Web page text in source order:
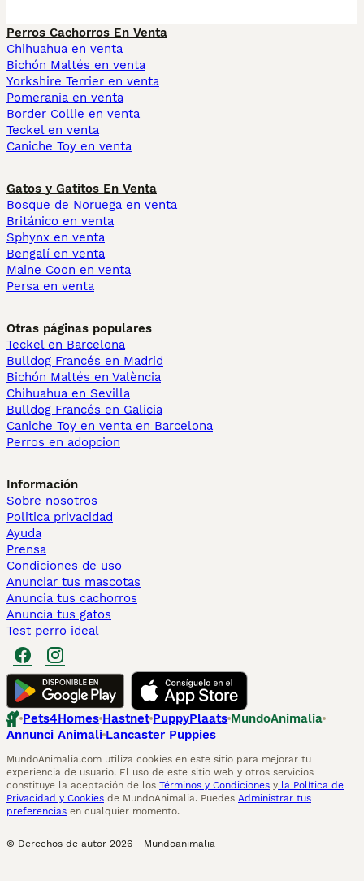
Perros Cachorros En Venta
Chihuahua en venta
Bichón Maltés en venta
Yorkshire Terrier en venta
Pomerania en venta
Border Collie en venta
Teckel en venta
Caniche Toy en venta
Gatos y Gatitos En Venta
Bosque de Noruega en venta
Británico en venta
Sphynx en venta
Bengalí en venta
Maine Coon en venta
Persa en venta
Otras páginas populares
Teckel en Barcelona
Bulldog Francés en Madrid
Bichón Maltés en València
Chihuahua en Sevilla
Bulldog Francés en Galicia
Caniche Toy en venta en Barcelona
Perros en adopcion
Información
Sobre nosotros
Politica privacidad
Ayuda
Prensa
Condiciones de uso
Anunciar tus mascotas
Anuncia tus cachorros
Anuncia tus gatos
Test perro ideal
Pets4Homes Hastnet PuppyPlaats MundoAnimalia
Annunci Animali Lancaster Puppies
MundoAnimalia.com utiliza cookies en este sitio para mejorar tu
experiencia de usuario. El uso de este sitio web y otros servicios
constituye la aceptación de los Términos y Condiciones y la Política de
Privacidad y Cookies de MundoAnimalia. Puedes Administrar tus
preferencias en cualquier momento.
© Derechos de autor 2026 - Mundoanimalia